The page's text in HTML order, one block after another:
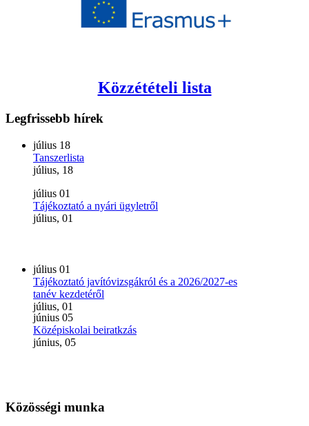
Közzétételi lista
Legfrissebb hírek
július 18
Tanszerlista
július, 18
július 01
Tájékoztató a nyári ügyletről
július, 01
július 01
Tájékoztató javítóvizsgákról és a 2026/2027-es
tanév kezdetéről
július, 01
június 05
Középiskolai beiratkzás
június, 05
Közösségi munka